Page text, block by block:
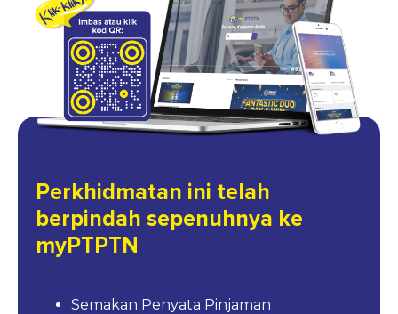
Perkhidmatan ini telah
berpindah sepenuhnya ke
myPTPTN
Semakan Penyata Pinjaman